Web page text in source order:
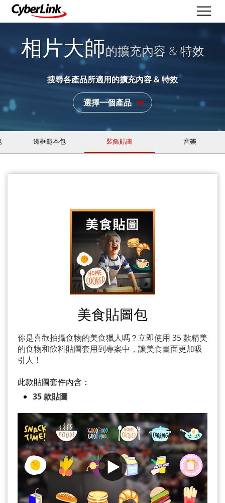
相片大師的擴充內容 & 特效
搜尋各產品所適用的擴充內容 & 特效
選擇一個產品
邊框範本包 裝飾貼圖 音樂
美食貼圖包
你是喜歡拍攝食物的美食獵人嗎？立即使用 35 款精美
的食物和飲料貼圖套用到專案中，讓美食畫面更加吸
引人！
此款貼圖套件內含：
35 款貼圖